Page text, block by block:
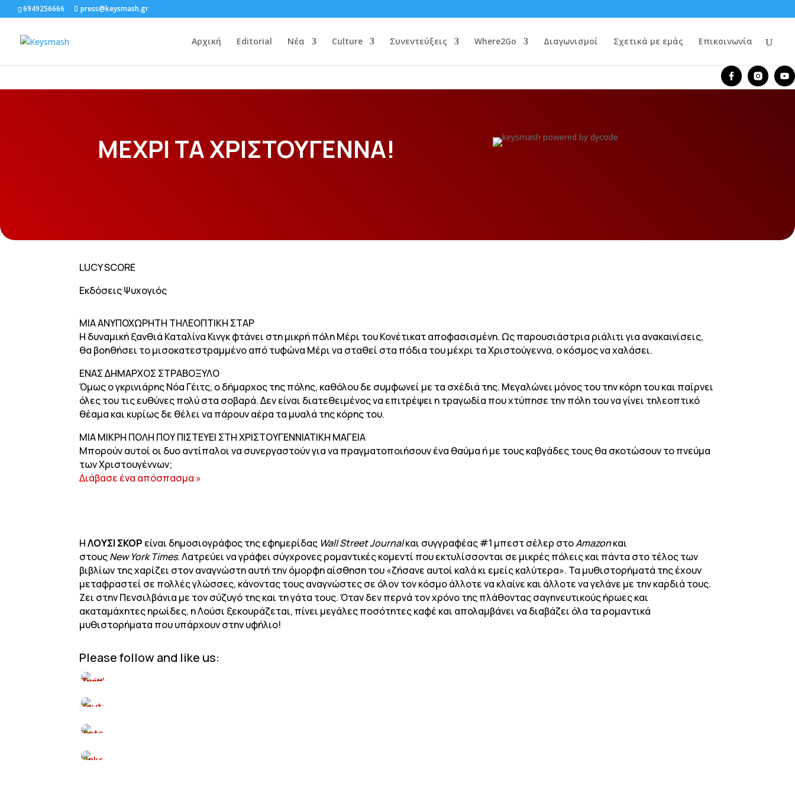
6949256666 press@keysmash.gr
Αρχική Editorial Νέα Culture Συνεντεύξεις Where2Go Διαγωνισμοί Σχετικά με εμάς Επικοινωνία
ΜΕΧΡΙ ΤΑ ΧΡΙΣΤΟΥΓΕΝΝΑ!
LUCY SCORE
Εκδόσεις Ψυχογιός
ΜΙΑ ΑΝΥΠΟΧΩΡΗΤΗ ΤΗΛΕΟΠΤΙΚΗ ΣΤΑΡ
Η δυναμική ξανθιά Καταλίνα Κινγκ φτάνει στη μικρή πόλη Μέρι του Κονέτικατ αποφασισμένη. Ως παρουσιάστρια ριάλιτι για ανακαινίσεις,
θα βοηθήσει το μισοκατεστραμμένο από τυφώνα Μέρι να σταθεί στα πόδια του μέχρι τα Χριστούγεννα, ο κόσμος να χαλάσει.
ΕΝΑΣ ΔΗΜΑΡΧΟΣ ΣΤΡΑΒΟΞΥΛΟ
Όμως ο γκρινιάρης Νόα Γέιτς, ο δήμαρχος της πόλης, καθόλου δε συμφωνεί με τα σχέδιά της. Μεγαλώνει μόνος του την κόρη του και παίρνει
όλες του τις ευθύνες πολύ στα σοβαρά. Δεν είναι διατεθειμένος να επιτρέψει η τραγωδία που χτύπησε την πόλη του να γίνει τηλεοπτικό
θέαμα και κυρίως δε θέλει να πάρουν αέρα τα μυαλά της κόρης του.
ΜΙΑ ΜΙΚΡΗ ΠΟΛΗ ΠΟΥ ΠΙΣΤΕΥΕΙ ΣΤΗ ΧΡΙΣΤΟΥΓΕΝΝΙΑΤΙΚΗ ΜΑΓΕΙΑ
Μπορούν αυτοί οι δυο αντίπαλοι να συνεργαστούν για να πραγματοποιήσουν ένα θαύμα ή με τους καβγάδες τους θα σκοτώσουν το πνεύμα
των Χριστουγέννων;
Διάβασε ένα απόσπασμα »
ΗΛΟΥΣΙ ΣΚΟΡ είναι δημοσιογράφος της εφημερίδας Wall Street Journalκαι συγγραφέας #1 μπεστ σέλερ στοAmazonκαι
στουςNew York Times. Λατρεύει να γράφει σύγχρονες ρομαντικές κομεντί που εκτυλίσσονται σε μικρές πόλεις και πάντα στο τέλος των
βιβλίων της χαρίζει στον αναγνώστη αυτή την όμορφη αίσθηση του «ζήσανε αυτοί καλά κι εμείς καλύτερα». Τα μυθιστορήματά της έχουν
μεταφραστεί σε πολλές γλώσσες, κάνοντας τους αναγνώστες σε όλον τον κόσμο άλλοτε να κλαίνε και άλλοτε να γελάνε με την καρδιά τους.
Ζει στην Πενσιλβάνια με τον σύζυγό της και τη γάτα τους. Όταν δεν περνά τον χρόνο της πλάθοντας σαγηνευτικούς ήρωες και
ακαταμάχητες ηρωίδες, η Λούσι ξεκουράζεται, πίνει μεγάλες ποσότητες καφέ και απολαμβάνει να διαβάζει όλα τα ρομαντικά
μυθιστορήματα που υπάρχουν στην υφήλιο!
Please follow and like us: